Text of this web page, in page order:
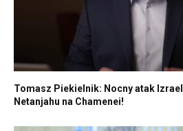
Tomasz Piekielnik: Nocny atak
Netanjahu na Chamenei!